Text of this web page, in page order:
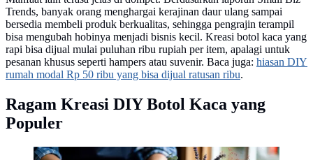
Trends, banyak orang menghargai kerajinan daur ulang sampai
bersedia membeli produk berkualitas, sehingga pengrajin terampil
bisa mengubah hobinya menjadi bisnis kecil. Kreasi botol kaca yang
rapi bisa dijual mulai puluhan ribu rupiah per item, apalagi untuk
pesanan khusus seperti hampers atau suvenir. Baca juga: hiasan DIY
rumah modal Rp 50 ribu yang bisa dijual ratusan ribu.
Ragam Kreasi DIY Botol Kaca yang
Populer